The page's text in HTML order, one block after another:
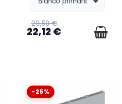
29,50 €
22,12 €
-25%